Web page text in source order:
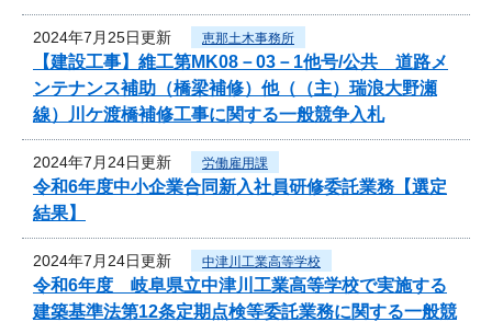
2024年7月25日更新 恵那土木事務所
【建設工事】維工第MK08－03－1他号/公共 道路メ
ンテナンス補助（橋梁補修）他（（主）瑞浪大野瀬
線）川ケ渡橋補修工事に関する一般競争入札
2024年7月24日更新 労働雇用課
令和6年度中小企業合同新入社員研修委託業務【選定
結果】
2024年7月24日更新 中津川工業高等学校
令和6年度 岐阜県立中津川工業高等学校で実施する
建築基準法第12条定期点検等委託業務に関する一般競